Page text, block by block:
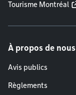
Tourisme Montréal
À propos de nous
Avis publics
Règlements